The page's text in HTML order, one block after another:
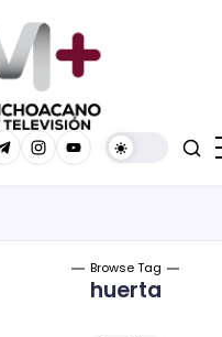
Browse Tag
huerta